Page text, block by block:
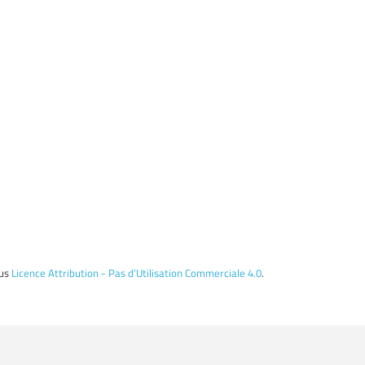
Licence Attribution - Pas d’Utilisation Commerciale 4.0.